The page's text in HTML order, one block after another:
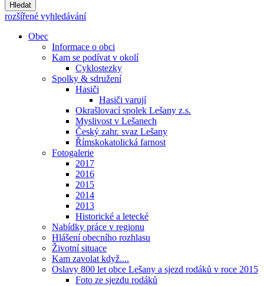
Hledat
rozšířené vyhledávání
Obec
Informace o obci
Kam se podívat v okolí
Cyklostezky
Spolky & sdružení
Hasiči
Hasiči varují
Okrašlovací spolek Lešany z.s.
Myslivost v Lešanech
Český zahr. svaz Lešany
Římskokatolická farnost
Fotogalerie
2017
2016
2015
2014
2013
Historické a letecké
Nabídky práce v regionu
Hlášení obecního rozhlasu
Životní situace
Kam zavolat když....
Oslavy 800 let obce Lešany a sjezd rodáků v roce 2015
Foto ze sjezdu rodáků